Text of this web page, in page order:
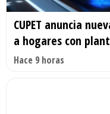
CUPET anuncia
a hogares con
Hace 9 horas